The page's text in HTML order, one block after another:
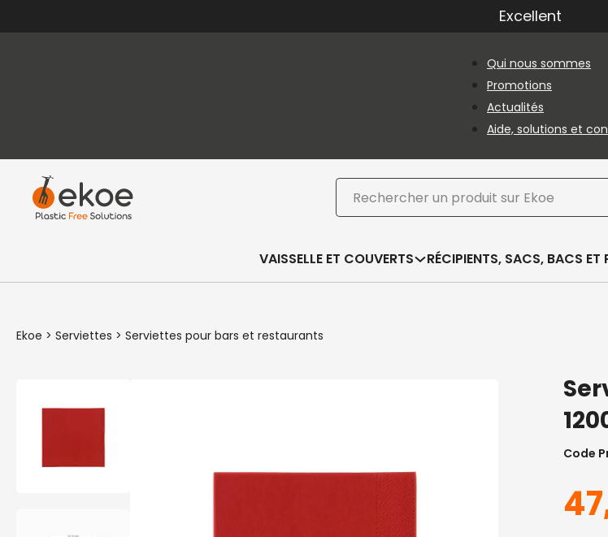
Excellent
Qui nous sommes
Promotions
Actualités
Aide, solutions et
Rechercher
VAISSELLE ET COUVERTS RÉCIPIENTS, SACS, BACS ET
Ekoe > Serviettes > Serviettes pour bars et restaurants
Code